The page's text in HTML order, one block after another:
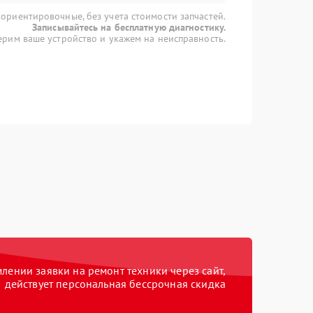
без учета стоимости запчастей.
Записывайтесь на бесплатную диагностику.
ваше устройство и укажем на неисправность.
заявки на ремонт техники через сайт,
действует персональная бессрочная скидка